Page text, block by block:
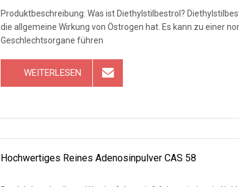
Produktbeschreibung: Was ist Diethylstilbestrol? Diethylstilbestrol ist ein synthetisches Produkt, das
die allgemeine Wirkung von Östrogen hat. Es kann zu einer normalen Entwicklung der weiblichen
Geschlechtsorgane führen
WEITERLESEN
Hochwertiges Reines Adenosinpulver CAS 58